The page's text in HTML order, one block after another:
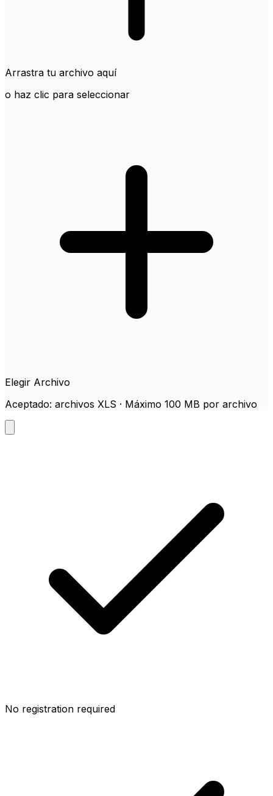
Arrastra tu archivo aquí
o haz clic para seleccionar
Elegir Archivo
Aceptado: archivos XLS · Máximo 100 MB por archivo
No registration required